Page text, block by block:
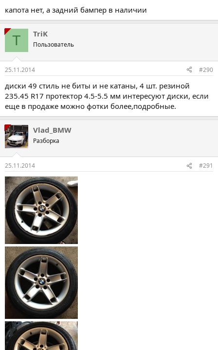
капота нет, а задний бампер в наличии
T TriK
Пользователь
25.11.2014 #290
диски 49 стиль не биты и не катаны, 4 шт. резиной
235.45 R17 протектор 4.5-5.5 мм интересуют диски, если
еще в продаже можно фотки более,подробные.
Vlad_BMW
Разборка
25.11.2014 #291